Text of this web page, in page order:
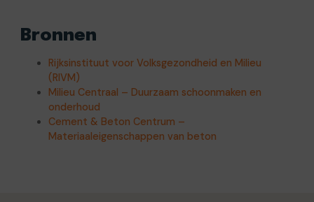
Bronnen
Rijksinstituut voor Volksgezondheid en Milieu
(RIVM)
Milieu Centraal – Duurzaam schoonmaken en
onderhoud
Cement & Beton Centrum –
Materiaaleigenschappen van beton